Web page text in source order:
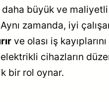
büyük ve
zamanda, iyi
ve olası iş
cihazların
bir rol oynar.